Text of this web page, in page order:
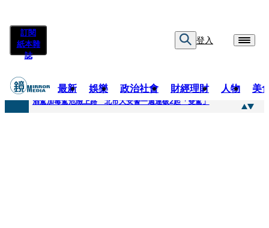
訂閱
紙本雜
誌
登入
最新 娛樂 政治社會 財經理財 人物 美
快訊
酒駕加毒駕危險上路 北市大安警一週連破2起「雙駕」